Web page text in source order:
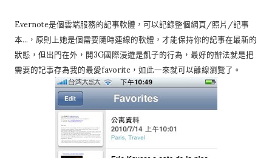
Evernote是個雲端服務的記事軟體，可以記錄整個網頁/照片/記事
本…，原則上她是個需要隨時連線的軟體，才能保持你的記事在最新的
狀態，但出門在外，開3G國際漫遊是凱子的行為，最好的辦法就是把
需要的記事存為我的最愛favorite，如此一來就可以離線瀏覽了。